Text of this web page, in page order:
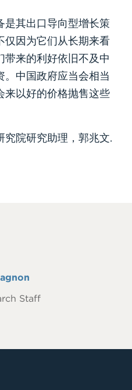
是其出口导向型增长策
仅因为它们从长期来看
带来的利好依旧不及中
。中国政府应当会相当
来以好的价格抛售这些
究院研究助理，郭兆文.
Staff